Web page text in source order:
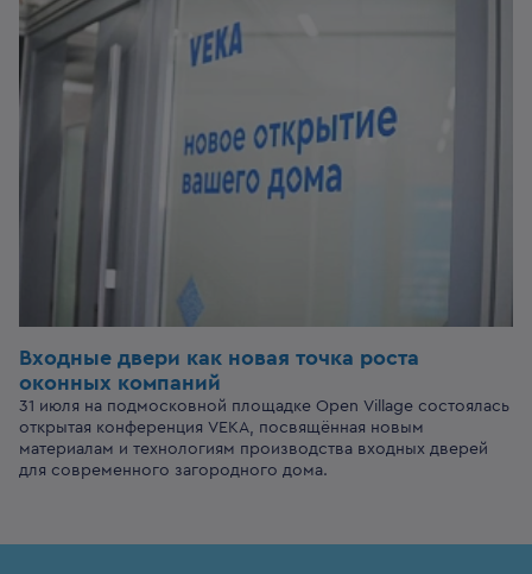
Входные двери как новая точка роста
оконных компаний
31 июля на подмосковной площадке Open Village состоялась
открытая конференция VEKA, посвящённая новым
материалам и технологиям производства входных дверей
для современного загородного дома.